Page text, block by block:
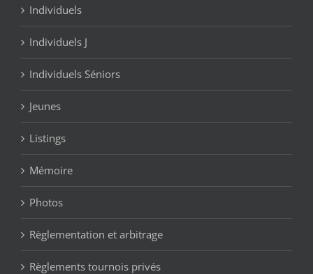
Individuels
Individuels J
Individuels Séniors
Jeunes
Listings
Mémoire
Photos
Règlementation et arbitrage
Règlements tournois privés